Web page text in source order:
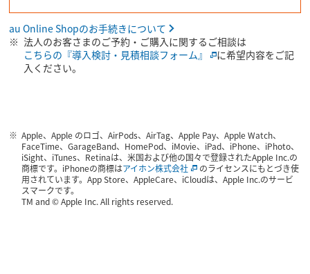
au Online Shopのお手続きについて
法人のお客さまのご予約・ご購入に関するご相談は
こちらの『導入検討・見積相談フォーム』
に希望内容をご記
入ください。
Apple、Apple のロゴ、AirPods、AirTag、Apple Pay、Apple Watch、
FaceTime、GarageBand、HomePod、iMovie、iPad、iPhone、iPhoto、
iSight、iTunes、Retinaは、米国および他の国々で登録されたApple Inc.の
商標です。iPhoneの商標はアイホン株式会社
のライセンスにもとづき使
用されています。App Store、AppleCare、iCloudは、Apple Inc.のサービ
スマークです。
TM and © Apple Inc. All rights reserved.